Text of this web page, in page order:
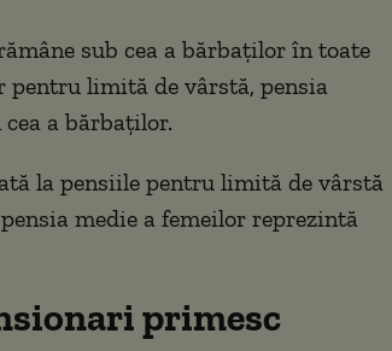
sub cea a bărbaților în toate
pentru limită de vârstă, pensia
a bărbaților.
la pensiile pentru limită de vârstă
medie a femeilor reprezintă
primesc